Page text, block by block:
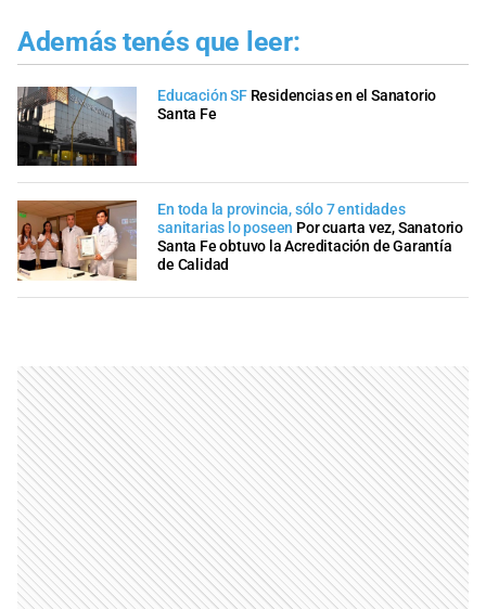
Además tenés que leer:
Educación SF Residencias en el Sanatorio
Santa Fe
En toda la provincia, sólo 7 entidades
sanitarias lo poseen Por cuarta vez, Sanatorio
Santa Fe obtuvo la Acreditación de Garantía
de Calidad